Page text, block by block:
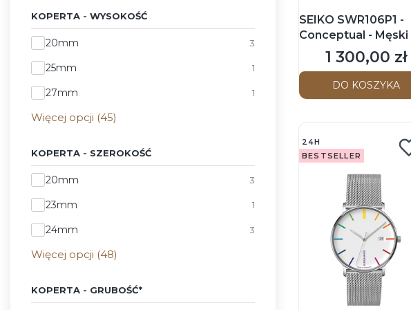
KOPERTA - WYSOKOŚĆ
Koperta - Wysokość
20mm 3
25mm 1
27mm 1
Więcej opcji (45)
KOPERTA - SZEROKOŚĆ
Koperta - Szerokość
20mm 3
23mm 1
24mm 3
Więcej opcji (48)
KOPERTA - GRUBOŚĆ*
SEIKO SWR106P1 -
Conceptual - Męski
Zegarek kwarcowy
Cena
1 300,00 zł
DO KOSZYKA
24H
BESTSELLER